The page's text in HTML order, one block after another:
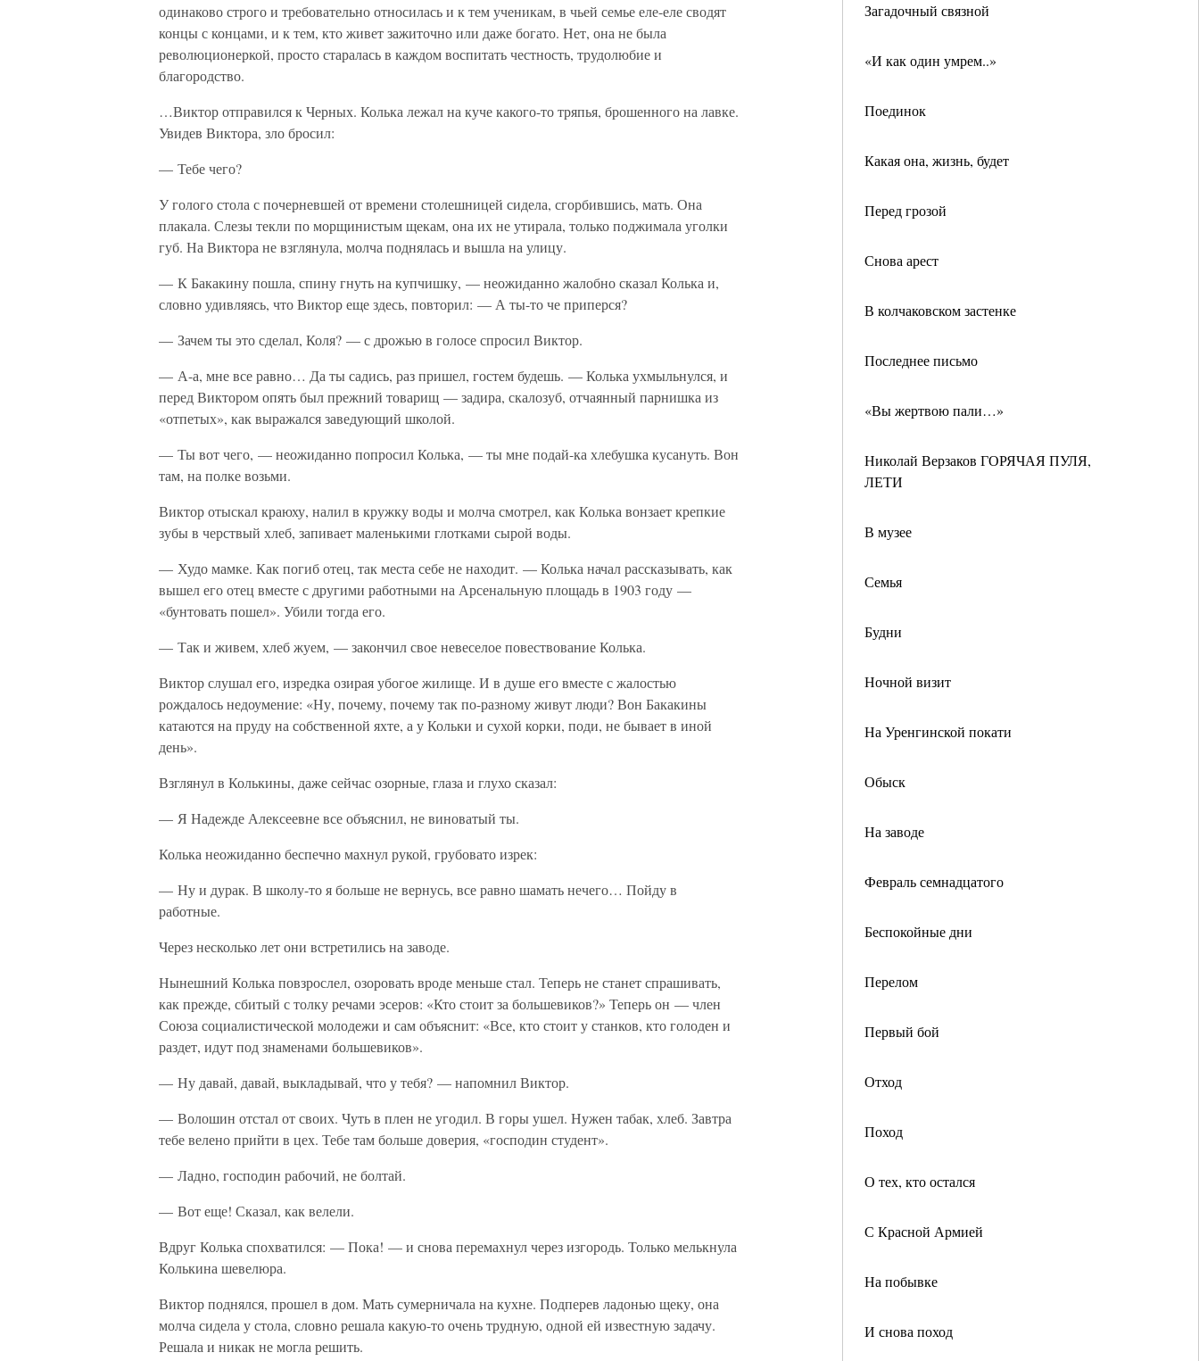
Загадочный связной
«И как один умрем..»
Поединок
Какая она, жизнь, будет
Перед грозой
Снова арест
В колчаковском застенке
Последнее письмо
«Вы жертвою пали…»
Николай Верзаков ГОРЯЧАЯ ПУЛЯ,
ЛЕТИ
В музее
Семья
Будни
Ночной визит
На Уренгинской покати
Обыск
На заводе
Февраль семнадцатого
Беспокойные дни
Перелом
Первый бой
Отход
Поход
О тех, кто остался
С Красной Армией
На побывке
И снова поход
одинаково строго и требовательно относилась и к тем ученикам, в чьей семье еле-еле сводят
концы с концами, и к тем, кто живет зажиточно или даже богато. Нет, она не была
революционеркой, просто старалась в каждом воспитать честность, трудолюбие и
благородство.
…Виктор отправился к Черных. Колька лежал на куче какого-то тряпья, брошенного на лавке.
Увидев Виктора, зло бросил:
— Тебе чего?
У голого стола с почерневшей от времени столешницей сидела, сгорбившись, мать. Она
плакала. Слезы текли по морщинистым щекам, она их не утирала, только поджимала уголки
губ. На Виктора не взглянула, молча поднялась и вышла на улицу.
— К Бакакину пошла, спину гнуть на купчишку, — неожиданно жалобно сказал Колька и,
словно удивляясь, что Виктор еще здесь, повторил: — А ты-то че приперся?
— Зачем ты это сделал, Коля? — с дрожью в голосе спросил Виктор.
— А-а, мне все равно… Да ты садись, раз пришел, гостем будешь. — Колька ухмыльнулся, и
перед Виктором опять был прежний товарищ — задира, скалозуб, отчаянный парнишка из
«отпетых», как выражался заведующий школой.
— Ты вот чего, — неожиданно попросил Колька, — ты мне подай-ка хлебушка кусануть. Вон
там, на полке возьми.
Виктор отыскал краюху, налил в кружку воды и молча смотрел, как Колька вонзает крепкие
зубы в черствый хлеб, запивает маленькими глотками сырой воды.
— Худо мамке. Как погиб отец, так места себе не находит. — Колька начал рассказывать, как
вышел его отец вместе с другими работными на Арсенальную площадь в 1903 году —
«бунтовать пошел». Убили тогда его.
— Так и живем, хлеб жуем, — закончил свое невеселое повествование Колька.
Виктор слушал его, изредка озирая убогое жилище. И в душе его вместе с жалостью
рождалось недоумение: «Ну, почему, почему так по-разному живут люди? Вон Бакакины
катаются на пруду на собственной яхте, а у Кольки и сухой корки, поди, не бывает в иной
день».
Взглянул в Колькины, даже сейчас озорные, глаза и глухо сказал:
— Я Надежде Алексеевне все объяснил, не виноватый ты.
Колька неожиданно беспечно махнул рукой, грубовато изрек:
— Ну и дурак. В школу-то я больше не вернусь, все равно шамать нечего… Пойду в
работные.
Через несколько лет они встретились на заводе.
Нынешний Колька повзрослел, озоровать вроде меньше стал. Теперь не станет спрашивать,
как прежде, сбитый с толку речами эсеров: «Кто стоит за большевиков?» Теперь он — член
Союза социалистической молодежи и сам объяснит: «Все, кто стоит у станков, кто голоден и
раздет, идут под знаменами большевиков».
— Ну давай, давай, выкладывай, что у тебя? — напомнил Виктор.
— Волошин отстал от своих. Чуть в плен не угодил. В горы ушел. Нужен табак, хлеб. Завтра
тебе велено прийти в цех. Тебе там больше доверия, «господин студент».
— Ладно, господин рабочий, не болтай.
— Вот еще! Сказал, как велели.
Вдруг Колька спохватился: — Пока! — и снова перемахнул через изгородь. Только мелькнула
Колькина шевелюра.
Виктор поднялся, прошел в дом. Мать сумерничала на кухне. Подперев ладонью щеку, она
молча сидела у стола, словно решала какую-то очень трудную, одной ей известную задачу.
Решала и никак не могла решить.